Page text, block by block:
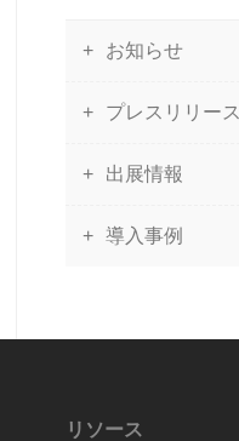
お知らせ
プレスリリース
出展情報
導入事例
リソース